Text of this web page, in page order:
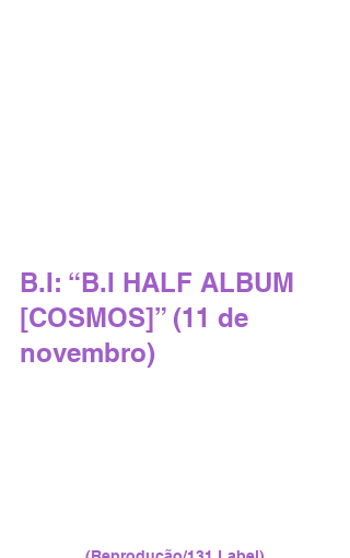
B.I: “B.I HALF ALBUM
[COSMOS]” (11 de
novembro)